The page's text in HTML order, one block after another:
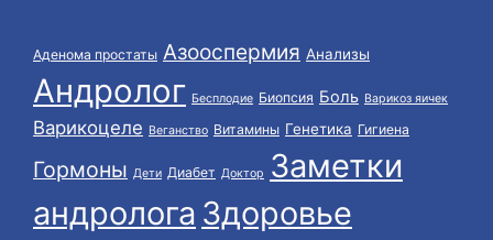
Аденома простаты Азооспермия Анализы
Андролог Бесплодие Биопсия Боль Варикоз яичек
Варикоцеле Веганство Витамины Генетика Гигиена
Гормоны Дети Диабет Доктор
Заметки
андролога Здоровье